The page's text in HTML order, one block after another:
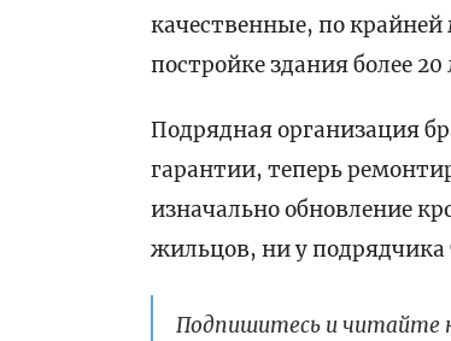
качественные, по крайней
постройке здания более 20
Подрядная организация
гарантии, теперь
изначально обновление
жильцов, ни у подрядчика
Подпишитесь и читайте